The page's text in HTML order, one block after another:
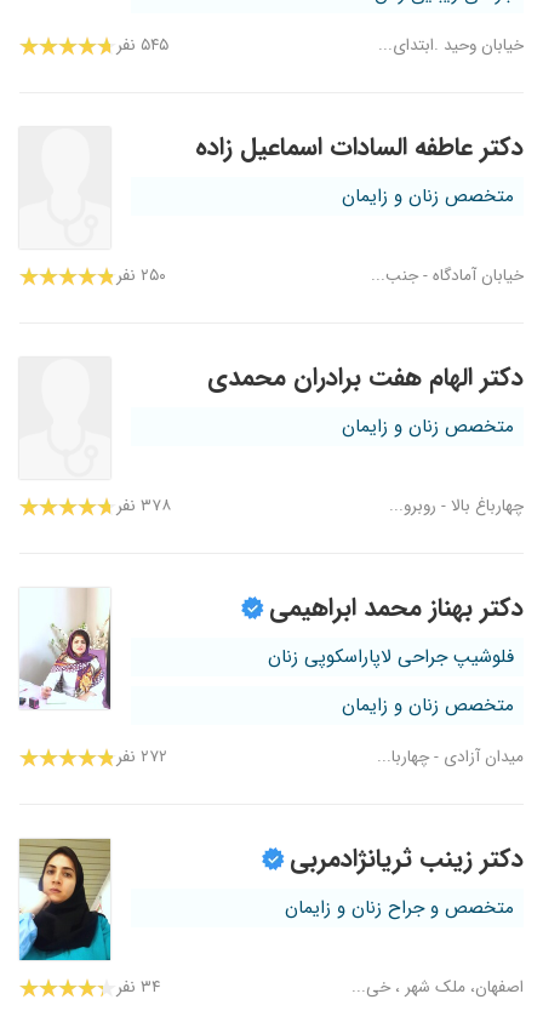
خیابان وحید .ابتدای... ۵۴۵ نفر
دکتر عاطفه السادات اسماعیل زاده
متخصص زنان و زایمان
خیابان آمادگاه - جنب... ۲۵۰ نفر
دکتر الهام هفت برادران محمدی
متخصص زنان و زایمان
چهارباغ بالا - روبرو... ۳۷۸ نفر
دکتر بهناز محمد ابراهیمی
فلوشیپ جراحی لاپاراسکوپی زنان
متخصص زنان و زایمان
میدان آزادی - چهاربا... ۲۷۲ نفر
دکتر زینب ثریانژادمربی
متخصص و جراح زنان و زایمان
اصفهان، ملک شهر ، خی... ۳۴ نفر